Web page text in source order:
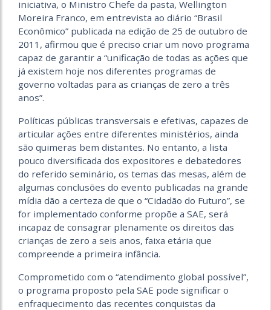
iniciativa, o Ministro Chefe da pasta, Wellington
Moreira Franco, em entrevista ao diário “Brasil
Econômico” publicada na edição de 25 de outubro de
2011, afirmou que é preciso criar um novo programa
capaz de garantir a “unificação de todas as ações que
já existem hoje nos diferentes programas de
governo voltadas para as crianças de zero a três
anos”.
Políticas públicas transversais e efetivas, capazes de
articular ações entre diferentes ministérios, ainda
são quimeras bem distantes. No entanto, a lista
pouco diversificada dos expositores e debatedores
do referido seminário, os temas das mesas, além de
algumas conclusões do evento publicadas na grande
mídia dão a certeza de que o “Cidadão do Futuro”, se
for implementado conforme propõe a SAE, será
incapaz de consagrar plenamente os direitos das
crianças de zero a seis anos, faixa etária que
compreende a primeira infância.
Comprometido com o “atendimento global possível”,
o programa proposto pela SAE pode significar o
enfraquecimento das recentes conquistas da